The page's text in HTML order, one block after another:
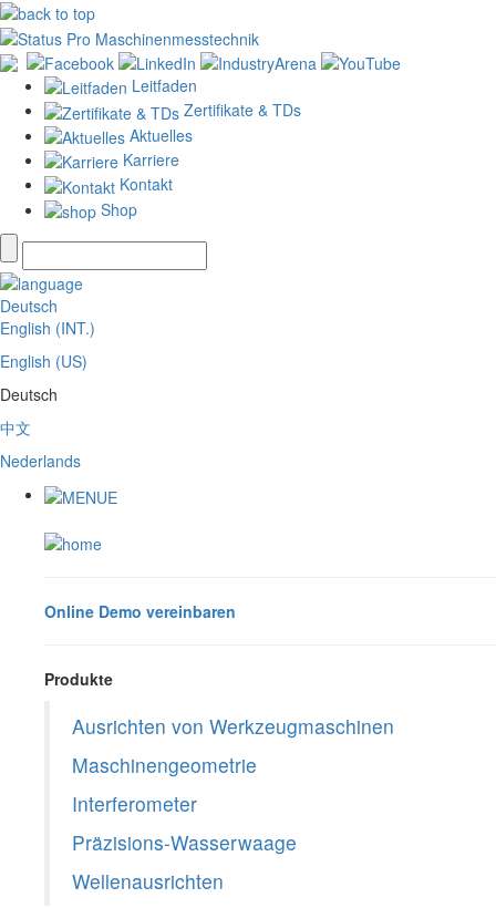
Leitfaden
Zertifikate & TDs
Aktuelles
Karriere
Kontakt
Shop
Deutsch
English (INT.)
English (US)
Deutsch
中文
Nederlands
Online Demo vereinbaren
Produkte
Ausrichten von Werkzeugmaschinen
Maschinengeometrie
Interferometer
Präzisions-Wasserwaage
Wellenausrichten